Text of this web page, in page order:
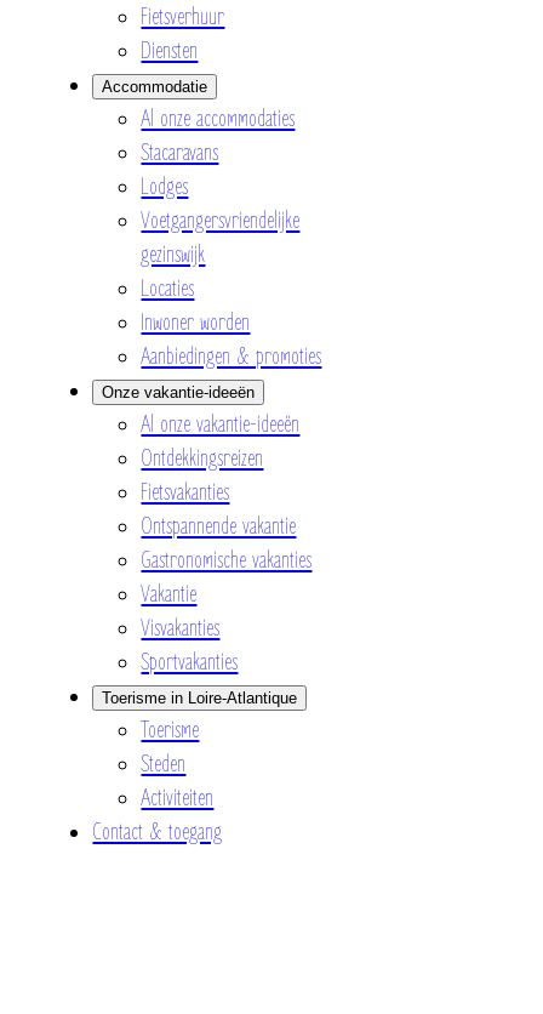
Fietsverhuur
Diensten
Accommodatie
Al onze accommodaties
Stacaravans
Lodges
Voetgangersvriendelijke
gezinswijk
Locaties
Inwoner worden
Aanbiedingen & promoties
Onze vakantie-ideeën
Al onze vakantie-ideeën
Ontdekkingsreizen
Fietsvakanties
Ontspannende vakantie
Gastronomische vakanties
Vakantie
Visvakanties
Sportvakanties
Toerisme in Loire-Atlantique
Toerisme
Steden
Activiteiten
Contact & toegang